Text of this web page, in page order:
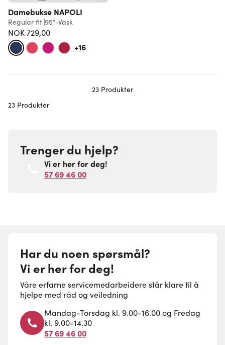
Damebukse NAPOLI
Regular fit 95°-Vask
NOK 729,00
+16
23 Produkter
23 Produkter
Trenger du hjelp?
Vi er her for deg!
57 69 46 00
Har du noen spørsmål?
Vi er her for deg!
Våre erfarne servicemedarbeidere står klare til å
hjelpe med råd og veiledning
Mandag-Torsdag kl. 9.00-16.00 og Fredag
kl. 9.00-14.30
57 69 46 00